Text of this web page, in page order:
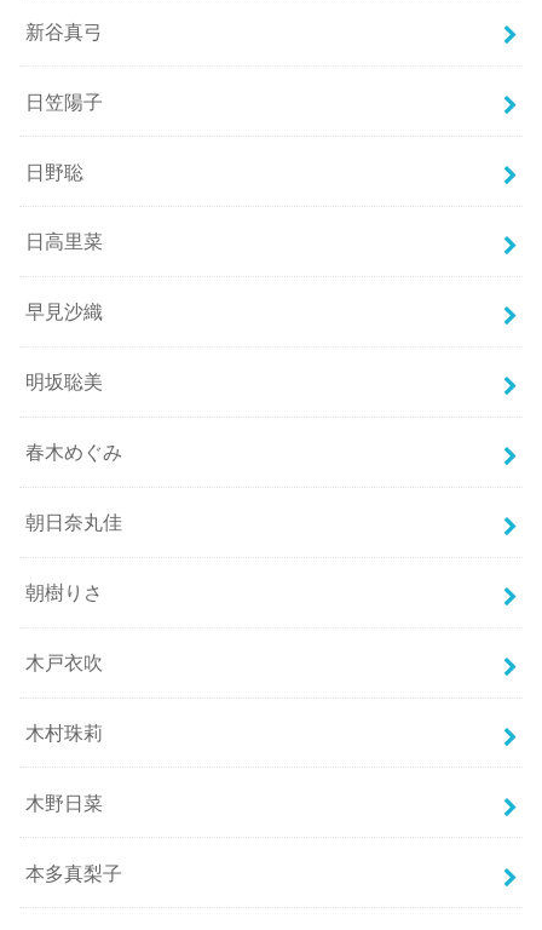
新谷真弓
日笠陽子
日野聡
日高里菜
早見沙織
明坂聡美
春木めぐみ
朝日奈丸佳
朝樹りさ
木戸衣吹
木村珠莉
木野日菜
本多真梨子